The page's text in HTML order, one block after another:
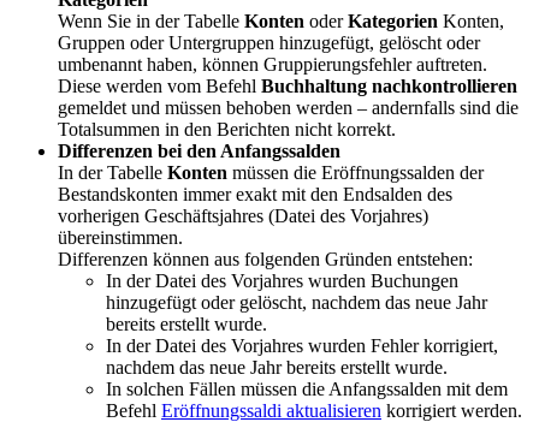
Wenn Sie in der Tabelle Konten oderKategorien Konten,
Gruppen oder Untergruppen hinzugefügt, gelöscht oder
umbenannt haben, können Gruppierungsfehler auftreten.
Diese werden vom Befehl Buchhaltung nachkontrollieren
gemeldet und müssen behoben werden – andernfalls sind die
Totalsummen in den Berichten nicht korrekt.
Differenzen bei den Anfangssalden
In der Tabelle Konten müssen die Eröffnungssalden der
Bestandskonten immer exakt mit den Endsalden des
vorherigen Geschäftsjahres (Datei des Vorjahres)
übereinstimmen.
Differenzen können aus folgenden Gründen entstehen:
In der Datei des Vorjahres wurden Buchungen
hinzugefügt oder gelöscht, nachdem das neue Jahr
bereits erstellt wurde.
In der Datei des Vorjahres wurden Fehler korrigiert,
nachdem das neue Jahr bereits erstellt wurde.
In solchen Fällen müssen die Anfangssalden mit dem
Befehl Eröffnungssaldi aktualisieren korrigiert werden.